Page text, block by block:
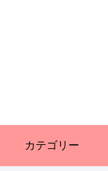
カテゴリー